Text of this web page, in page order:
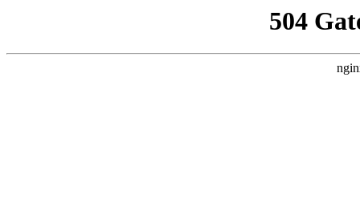
504